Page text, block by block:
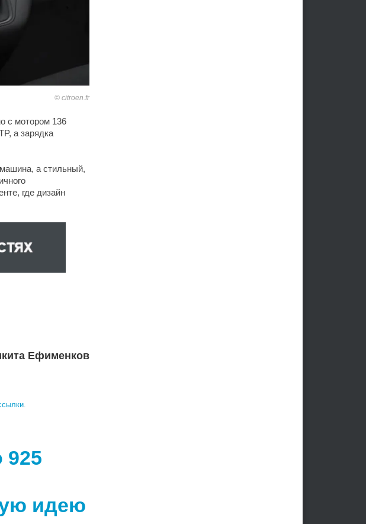
citroen.fr
с мотором 136
а зарядка
а стильный,
где дизайн
Ефименков
.
925
идею